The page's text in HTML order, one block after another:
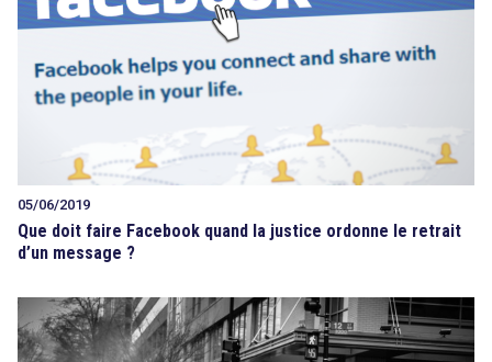
05/06/2019
Que doit faire Facebook quand la justice ordonne le retrait
d’un message ?